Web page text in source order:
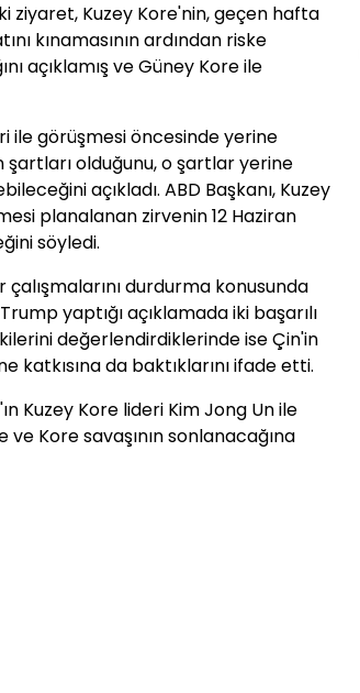
ziyaret, Kuzey Kore'nin, geçen hafta
kınamasının ardından riske
açıklamış ve Güney Kore ile
ile görüşmesi öncesinde yerine
olduğunu, o şartlar yerine
açıkladı. ABD Başkanı, Kuzey
planalanan zirvenin 12 Haziran
söyledi.
durdurma konusunda
yaptığı açıklamada iki başarılı
değerlendirdiklerinde ise Çin'in
katkısına da baktıklarını ifade etti.
Kuzey Kore lideri Kim Jong Un ile
Kore savaşının sonlanacağına